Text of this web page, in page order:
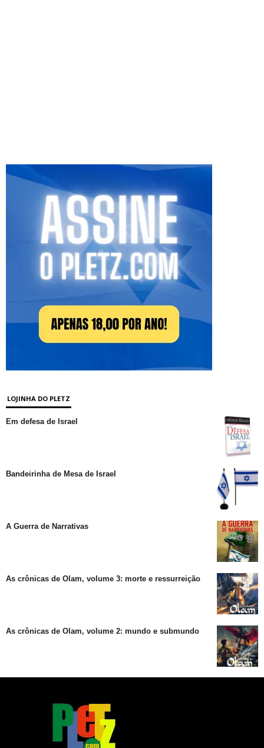
LOJINHA DO PLETZ
Em defesa de Israel
Bandeirinha de Mesa de Israel
A Guerra de Narrativas
As crônicas de Olam, volume 3: morte e ressurreição
As crônicas de Olam, volume 2: mundo e submundo